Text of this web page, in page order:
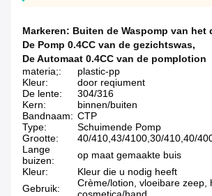
Markeren: Buiten de Waspomp van het
De Pomp 0.4CC van de gezichtswas,
De Automaat 0.4CC van de pomplotion
materia;:
plastic-pp
Kleur:
door reqiument
De lente:
304/316
Kern:
binnen/buiten
Bandnaam: CTP
Type:
Schuimende Pomp
Grootte:
40/410,43/4100,30/410,40/
Lange
buizen:
op maat gemaakte buis
Kleur:
Kleur die u nodig heeft
Gebruik:
Crème/lotion, vloeibare zeep,